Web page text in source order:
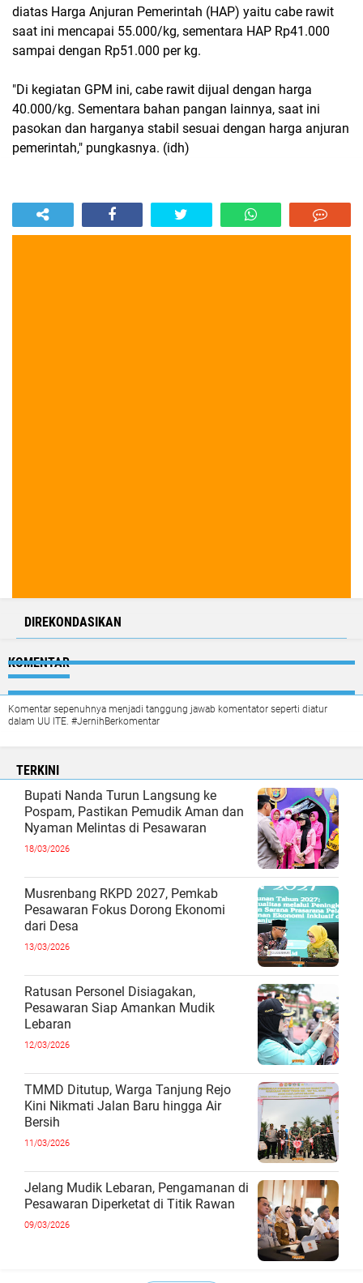
diatas Harga Anjuran Pemerintah (HAP) yaitu cabe rawit
saat ini mencapai 55.000/kg, sementara HAP Rp41.000
sampai dengan Rp51.000 per kg.
"Di kegiatan GPM ini, cabe rawit dijual dengan harga
40.000/kg. Sementara bahan pangan lainnya, saat ini
pasokan dan harganya stabil sesuai dengan harga anjuran
pemerintah," pungkasnya. (idh)
DIREKONDASIKAN
KOMENTAR
Komentar sepenuhnya menjadi tanggung jawab komentator seperti diatur
dalam UU ITE. #JernihBerkomentar
TERKINI
Bupati Nanda Turun Langsung ke
Pospam, Pastikan Pemudik Aman dan
Nyaman Melintas di Pesawaran
18/03/2026
Musrenbang RKPD 2027, Pemkab
Pesawaran Fokus Dorong Ekonomi
dari Desa
13/03/2026
Ratusan Personel Disiagakan,
Pesawaran Siap Amankan Mudik
Lebaran
12/03/2026
TMMD Ditutup, Warga Tanjung Rejo
Kini Nikmati Jalan Baru hingga Air
Bersih
11/03/2026
Jelang Mudik Lebaran, Pengamanan di
Pesawaran Diperketat di Titik Rawan
09/03/2026